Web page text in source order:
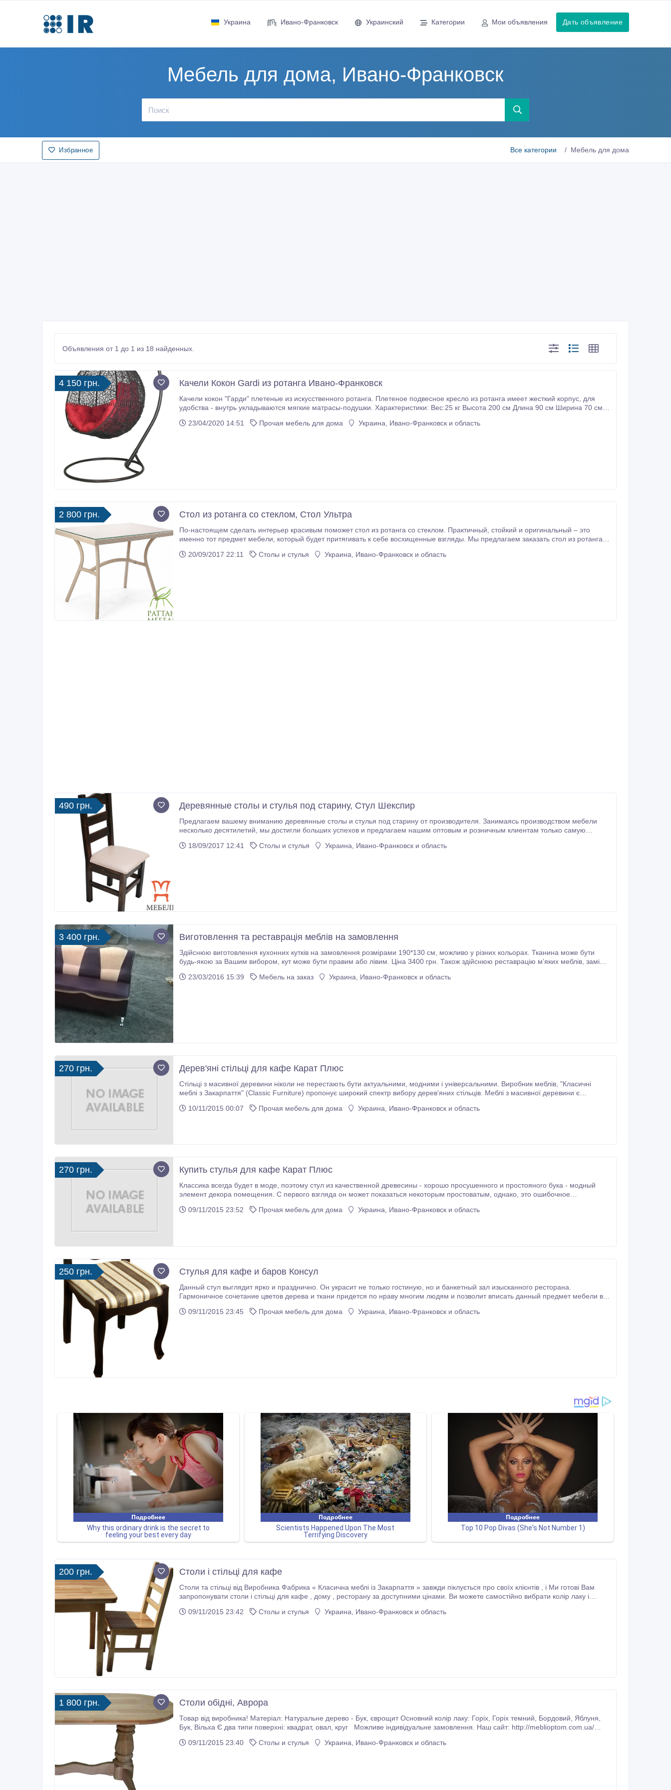
Украина Ивано-Франковск Украинский Категории Мои объявления Дать объявление
Мебель для дома, Ивано-Франковск
Избранное Все категории Мебель для дома
Объявления от 1 до 1 из 18 найденных.
4 150 грн. Качели Кокон Gardi из ротанга Ивано-Франковск
Качели кокон "Гарди" плетеные из искусственного ротанга. Плетеное подвесное кресло из ротанга имеет жесткий корпус, для
удобства - внутрь укладываются мягкие матрасы-подушки. Характеристики: Вес:25 кг Высота 200 см Длина 90 см Ширина 70 см
23/04/2020 14:51
Прочая мебель для дома Украина, Ивано-Франковск и область
2 800 грн. Стол из ротанга со стеклом, Стол Ультра
По-настоящем сделать интерьер красивым поможет стол из ротанга со стеклом. Практичный, стойкий и оригинальный – это
именно тот предмет мебели, который будет притягивать к себе восхищенные взгляды. Мы предлагаем заказать стол из ротанга
оригинальная модель, которая соединяет в себе традиционную прямоугольную столешницу и деликатные ножки.
20/09/2017 22:11 Столы и стулья Украина, Ивано-Франковск и область
490 грн. Деревянные столы и стулья под старину, Стул Шекспир
Предлагаем вашему вниманию деревянные столы и стулья под старину от производителя. Занимаясь производством мебели
несколько десятилетий, мы достигли больших успехов и предлагаем нашим оптовым и розничным клиентам только самую
18/09/2017 12:41
Столы и стулья Украина, Ивано-Франковск и область
3 400 грн. Виготовлення та реставрація меблів на замовлення
Здійснюю виготовлення кухонних кутків на замовлення розмірами 190*130 см, можливо у різних кольорах. Тканина може бути
будь-якою за Вашим вибором, кут може бути правим або лівим. Ціна 3400 грн. Також здійснюю реставрацію м’яких меблів, заміну
23/03/2016 15:39
Мебель на заказ Украина, Ивано-Франковск и область
270 грн. Дерев'яні стільці для кафе Карат Плюс
Стільці з масивної деревини ніколи не перестають бути актуальними, модними і універсальними. Виробник меблів, "Класичні
меблі з Закарпаття" (Classic Furniture) пропонує широкий спектр вибору дерев'яних стільців. Меблі з масивної деревини є
10/11/2015 00:07
Прочая мебель для дома Украина, Ивано-Франковск и область
270 грн. Купить стулья для кафе Карат Плюс
Классика всегда будет в моде, поэтому стул из качественной древесины - хорошо просушенного и простояного бука - модный
элемент декора помещения. С первого взгляда он может показаться некоторым простоватым, однако, это ошибочное
ресторанах, где всегда наблюдается большой наплыв людей.
09/11/2015 23:52 Прочая мебель для дома Украина, Ивано-Франковск и область
250 грн. Стулья для кафе и баров Консул
Данный стул выглядит ярко и празднично. Он украсит не только гостиную, но и банкетный зал изысканного ресторана.
Гармоничное сочетание цветов дерева и ткани придется по нраву многим людям и позволит вписать данный предмет мебели в
09/11/2015 23:45
Прочая мебель для дома Украина, Ивано-Франковск и область
200 грн. Столи і стільці для кафе
Столи та стільці від Виробника Фабрика « Класична меблі із Закарпаття » завжди піклується про своїх клієнтів , і Ми готові Вам
запропонувати столи і стільці для кафе , дому , ресторану за доступними цінами. Ви можете самостійно вибрати колір лаку і
09/11/2015 23:42
Столы и стулья Украина, Ивано-Франковск и область
1 800 грн. Столи обідні, Аврора
Товар від виробника! Матеріал: Натуральне дерево - Бук, єврощит Основний колір лаку: Горіх, Горіх темний, Бордовий, Яблуня,
Бук, Вільха Є два типи поверхні: квадрат, овал, круг Можливе індивідуальне замовлення. Наш сайт: http://meblioptom.com.ua/
09/11/2015 23:40
Столы и стулья Украина, Ивано-Франковск и область